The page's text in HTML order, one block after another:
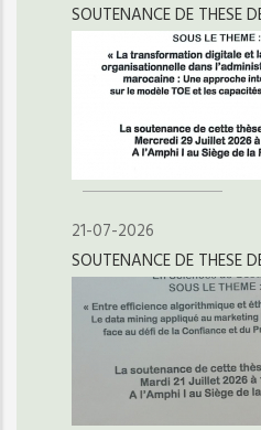
SOUTENANCE DE THESE
21-07-2026
SOUTENANCE DE THESE